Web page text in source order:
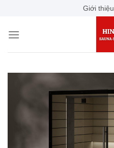
content
Giới thiệu